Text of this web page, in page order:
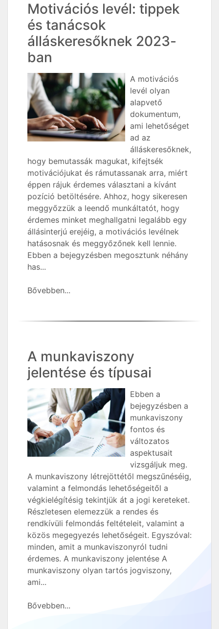
Motivációs levél: tippek
és tanácsok
álláskeresőknek 2023-
ban
A motivációs
levél olyan
alapvető
dokumentum,
ami lehetőséget
ad az
álláskeresőknek,
hogy bemutassák magukat, kifejtsék
motivációjukat és rámutassanak arra, miért
éppen rájuk érdemes választani a kívánt
pozíció betöltésére. Ahhoz, hogy sikeresen
meggyőzzük a leendő munkáltatót, hogy
érdemes minket meghallgatni legalább egy
állásinterjú erejéig, a motivációs levélnek
hatásosnak és meggyőzőnek kell lennie.
Ebben a bejegyzésben megosztunk néhány
has...
Bővebben...
A munkaviszony
jelentése és típusai
Ebben a
bejegyzésben a
munkaviszony
fontos és
változatos
aspektusait
vizsgáljuk meg.
A munkaviszony létrejöttétől megszűnéséig,
valamint a felmondás lehetőségeitől a
végkielégítésig tekintjük át a jogi kereteket.
Részletesen elemezzük a rendes és
rendkívüli felmondás feltételeit, valamint a
közös megegyezés lehetőségeit. Egyszóval:
minden, amit a munkaviszonyról tudni
érdemes. A munkaviszony jelentése A
munkaviszony olyan tartós jogviszony,
ami...
Bővebben...